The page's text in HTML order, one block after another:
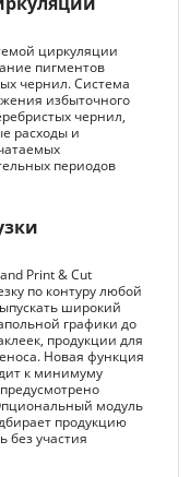
циркуляции
пигментов
чернил. Система
избыточного
чернил,
расходы и
периодов
Print & Cut
по контуру любой
широкий
графики до
продукции для
Новая функция
к минимуму
модуль
продукцию
без участия